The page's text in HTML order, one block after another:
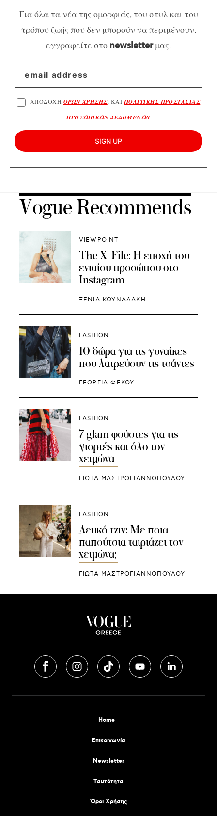
Για όλα τα νέα της ομορφιάς, του στυλ και του
τρόπου ζωής που δεν μπορούν να περιμένουν,
εγγραφείτε στο newsletterμας.
ΑΠΟΔΟΧΗ ΟΡΩΝ ΧΡΗΣΗΣ, ΚΑΙ ΠΟΛΙΤΙΚΗΣ ΠΡΟΣΤΑΣΙΑΣ
ΠΡΟΣΩΠΙΚΩΝ ΔΕΔΟΜΕΝΩΝ
SIGN UP
Vogue Recommends
VIEWPOINT
The X-File: Η εποχή του
ενιαίου προσώπου στο
Instagram
ΞΕΝΙΑ ΚΟΥΝΑΛΑΚΗ
FASHION
10 δώρα για τις γυναίκες
που λατρεύουν τις τσάντες
ΓΕΩΡΓΙΑ ΦΕΚΟΥ
FASHION
7 glam φούστες για τις
γιορτές και όλο τον
χειμώνα
ΓΙΩΤΑ ΜΑΣΤΡΟΓΙΑΝΝΟΠΟΥΛΟΥ
FASHION
Λευκό τζιν: Με ποια
παπούτσια ταιριάζει τον
χειμώνα;
ΓΙΩΤΑ ΜΑΣΤΡΟΓΙΑΝΝΟΠΟΥΛΟΥ
Home
Επικοινωνία
Newsletter
Tαυτότητα
Όροι Χρήσης